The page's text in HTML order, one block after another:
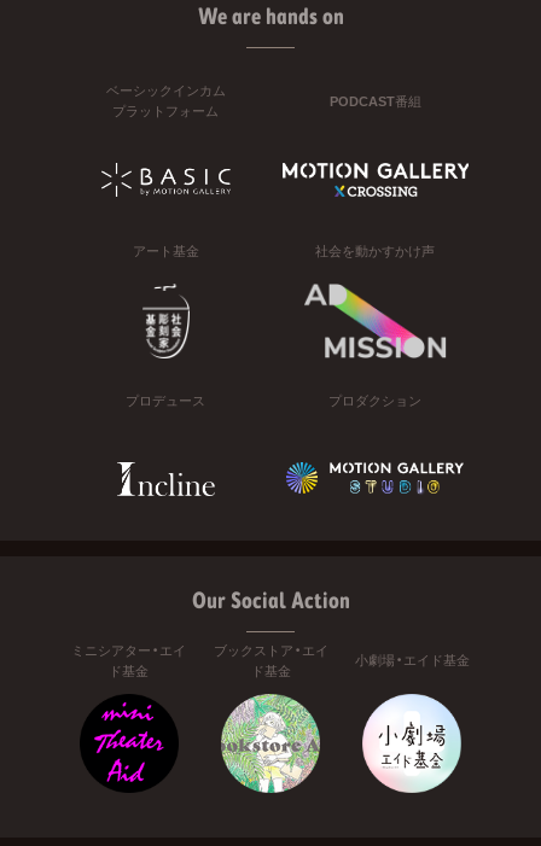
We are hands on
ベーシックインカム
プラットフォーム
PODCAST番組
アート基金 社会を動かすかけ声
プロデュース プロダクション
Our Social Action
ミニシアター・エイ
ド基金
ブックストア・エイ
ド基金
小劇場・エイド基金